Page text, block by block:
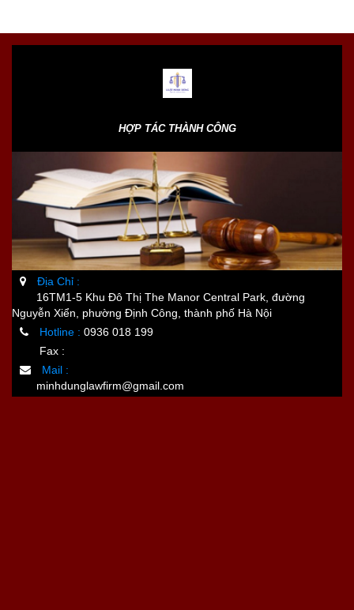
HỢP TÁC THÀNH CÔNG
Địa Chỉ :
16TM1-5 Khu Đô Thị The Manor Central Park, đường
Nguyễn Xiển, phường Định Công, thành phố Hà Nội
Hotline : 0936 018 199
Fax :
Mail :
minhdunglawfirm@gmail.com